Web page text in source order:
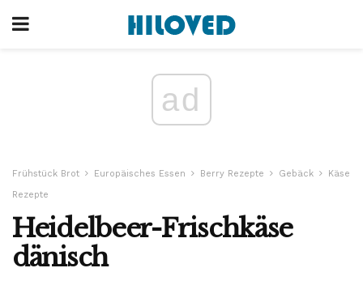
ad
Frühstück Brot Europäisches Essen Berry Rezepte Gebäck
Käse
Rezepte
Heidelbeer-Frischkäse
dänisch